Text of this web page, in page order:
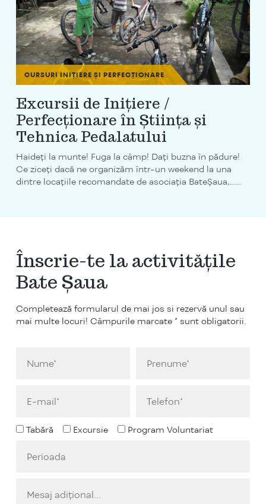
CURSURI INIȚIERE ȘI PERFECȚIONARE
Excursii de Iniţiere /
Perfecţionare în Ştiinţa şi
Tehnica Pedalatului
Haideţi la munte! Fuga la câmp! Daţi buzna în pădure!
Ce ziceţi dacă ne organizăm într-un weekend la una
dintre locaţiile recomandate de asociaţia BateŞaua,…...
Înscrie-te la activitățile
Bate Șaua
Completează formularul de mai jos si rezervă unul sau
mai multe locuri! Câmpurile marcate * sunt obligatorii.
Tabără Excursie Program Voluntariat